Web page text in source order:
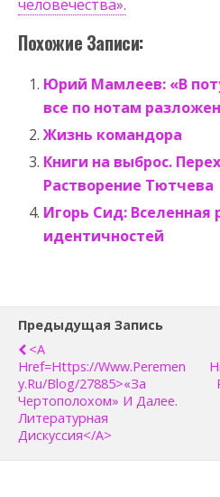
человечества».
Похожие Записи:
Юрий Мамлеев: «В
все по нотам
Жизнь командора
Книги на выброс.
Растворение Тютчева
Игорь Сид:
идентичностей
Предыдущая Запись
<a
Href=https://www.peremen
Y.ru/blog/27885>«За
Чертополохом» И Далее.
Литературная
Дискуссия</a>